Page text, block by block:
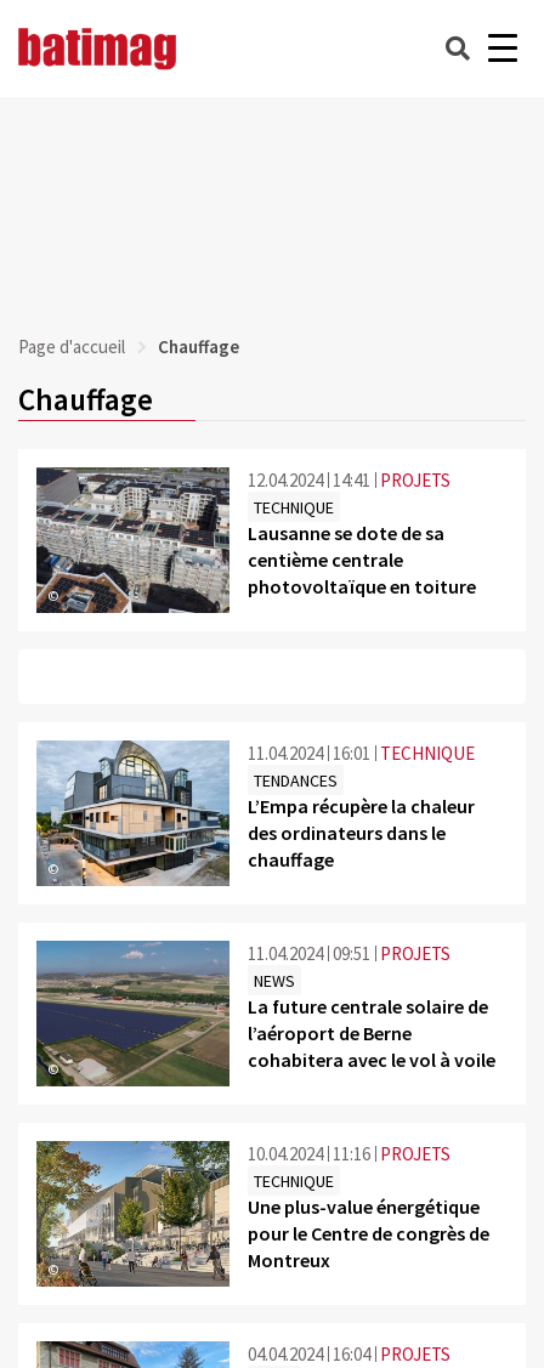
Page d'accueil Chauffage
Chauffage
©
12.04.2024 14:41 PROJETS
TECHNIQUE
Lausanne se dote de sa
centième centrale
photovoltaïque en toiture
©
11.04.2024 16:01 TECHNIQUE
TENDANCES
L’Empa récupère la chaleur
des ordinateurs dans le
chauffage
©
11.04.2024 09:51 PROJETS
NEWS
La future centrale solaire de
l’aéroport de Berne
cohabitera avec le vol à voile
©
10.04.2024 11:16 PROJETS
TECHNIQUE
Une plus-value énergétique
pour le Centre de congrès de
Montreux
04.04.2024 16:04 PROJETS